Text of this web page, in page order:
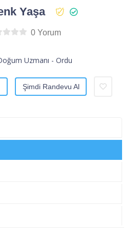
Yaşa
0 Yorum
Uzmanı - Ordu
Şimdi Randevu Al